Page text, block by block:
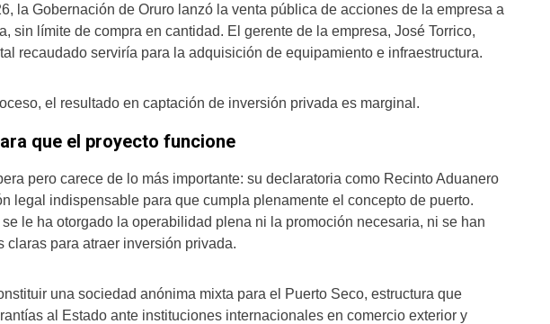
la Gobernación de Oruro lanzó la venta pública de acciones de la empresa a
sin límite de compra en cantidad. El gerente de la empresa, José Torrico,
recaudado serviría para la adquisición de equipamiento e infraestructura.
el resultado en captación de inversión privada es marginal.
que el proyecto funcione
pero carece de lo más importante: su declaratoria como Recinto Aduanero
legal indispensable para que cumpla plenamente el concepto de puerto.
le ha otorgado la operabilidad plena ni la promoción necesaria, ni se han
claras para atraer inversión privada.
una sociedad anónima mixta para el Puerto Seco, estructura que
al Estado ante instituciones internacionales en comercio exterior y